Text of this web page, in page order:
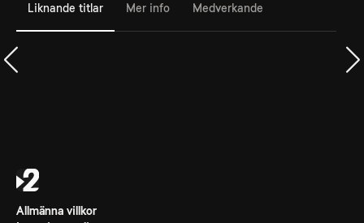
Liknande titlar Mer info Medverkande
Allmänna villkor